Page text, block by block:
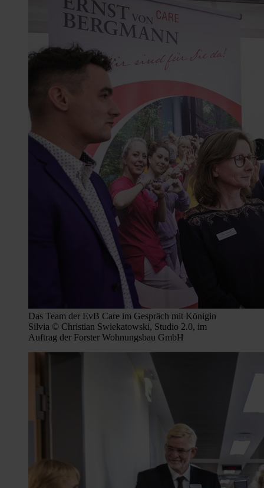
Das Team der EvB Care im Gespräch mit Königin
Silvia © Christian Swiekatowski, Studio 2.0, im
Auftrag der Forster Wohnungsbau GmbH